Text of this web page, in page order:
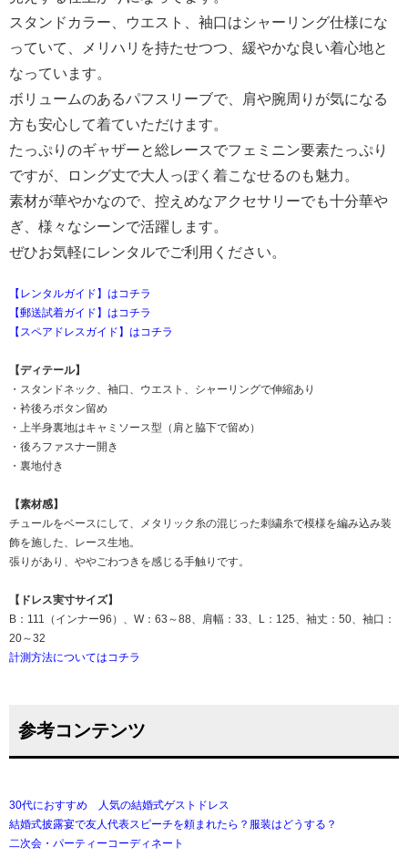
スタンドカラー、ウエスト、袖口はシャーリング仕様にな
っていて、メリハリを持たせつつ、緩やかな良い着心地と
なっています。
ボリュームのあるパフスリーブで、肩や腕周りが気になる
方も安心して着ていただけます。
たっぷりのギャザーと総レースでフェミニン要素たっぷり
ですが、ロング丈で大人っぽく着こなせるのも魅力。
素材が華やかなので、控えめなアクセサリーでも十分華や
ぎ、様々なシーンで活躍します。
ぜひお気軽にレンタルでご利用ください。
【レンタルガイド】はコチラ
【郵送試着ガイド】はコチラ
【スペアドレスガイド】はコチラ
【ディテール】
・スタンドネック、袖口、ウエスト、シャーリングで伸縮あり
・衿後ろボタン留め
・上半身裏地はキャミソース型（肩と脇下で留め）
・後ろファスナー開き
・裏地付き
【素材感】
チュールをベースにして、メタリック糸の混じった刺繍糸で模様を編み込み装
飾を施した、レース生地。
張りがあり、ややごわつきを感じる手触りです。
【ドレス実寸サイズ】
B：111（インナー96）、W：63～88、肩幅：33、L：125、袖丈：50、袖口：
20～32
計測方法についてはコチラ
参考コンテンツ
30代におすすめ 人気の結婚式ゲストドレス
結婚式披露宴で友人代表スピーチを頼まれたら？服装はどうする？
二次会・パーティーコーディネート